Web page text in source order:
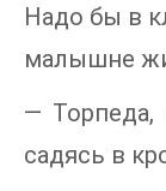
Надо бы в
малышне
—
садясь в